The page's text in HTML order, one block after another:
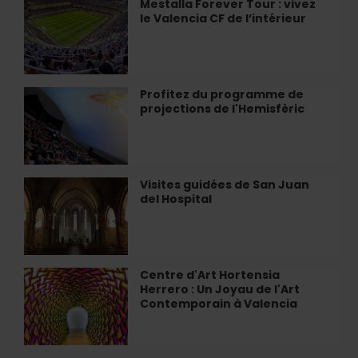
à
Valence
Mestalla Forever Tour : vivez
le Valencia CF de l’intérieur
Mestalla
Forever
Tour
:
vivez
le
Valencia
CF
de
l’intérieur
Profitez du programme de
projections de l'Hemisfèric
Profitez
du
programme
de
projections
de
l'Hemisfèric
Visites guidées de San Juan
del Hospital
Visites
guidées
de
Juan
del
Hospital
Centre d'Art Hortensia
Herrero : Un Joyau de l'Art
Contemporain à Valencia
Centre
d'Art
Hortensia
Herrero
: